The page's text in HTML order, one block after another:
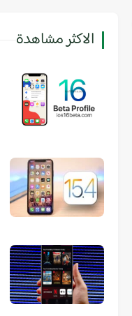
الاكثر مشاهدة